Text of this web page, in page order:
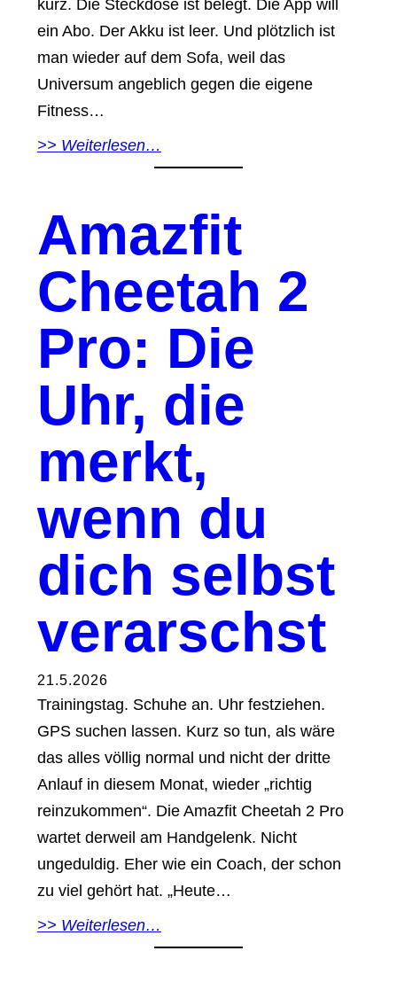
kurz. Die Steckdose ist belegt. Die App will
ein Abo. Der Akku ist leer. Und plötzlich ist
man wieder auf dem Sofa, weil das
Universum angeblich gegen die eigene
Fitness…
>> Weiterlesen…
Amazfit
Cheetah 2
Pro: Die
Uhr, die
merkt,
wenn du
dich selbst
verarschst
21.5.2026
Trainingstag. Schuhe an. Uhr festziehen.
GPS suchen lassen. Kurz so tun, als wäre
das alles völlig normal und nicht der dritte
Anlauf in diesem Monat, wieder „richtig
reinzukommen“. Die Amazfit Cheetah 2 Pro
wartet derweil am Handgelenk. Nicht
ungeduldig. Eher wie ein Coach, der schon
zu viel gehört hat. „Heute…
>> Weiterlesen…